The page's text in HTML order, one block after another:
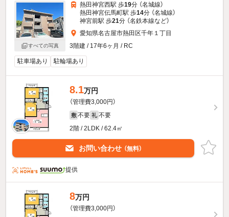
すべての写真
熱田神宮西駅 歩19分 （名城線）
熱田神宮伝馬町駅 歩14分 （名城線）
神宮前駅 歩21分 （名鉄本線など）
愛知県名古屋市熱田区千年１丁目
3階建 / 17年6ヶ月 / RC
駐車場あり 駐輪場あり
8.1万円
（管理費3,000円）
敷 不要 礼 不要
2階 / 2LDK / 62.4㎡
お問い合わせ （無料）
提供
8万円
（管理費3,000円）